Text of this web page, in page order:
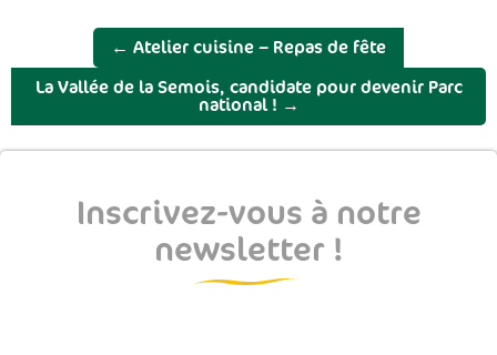
← Atelier cuisine – Repas de fête
La Vallée de la Semois, candidate pour devenir Parc
national ! →
Inscrivez-vous à notre
newsletter !